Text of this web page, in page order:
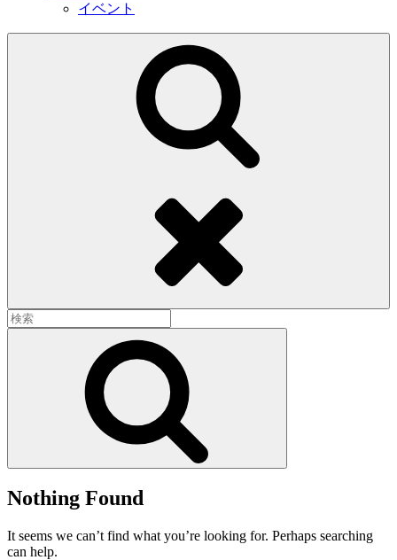
イベント
Search
for:
Nothing Found
It seems we can’t find what you’re looking for. Perhaps searching
can help.